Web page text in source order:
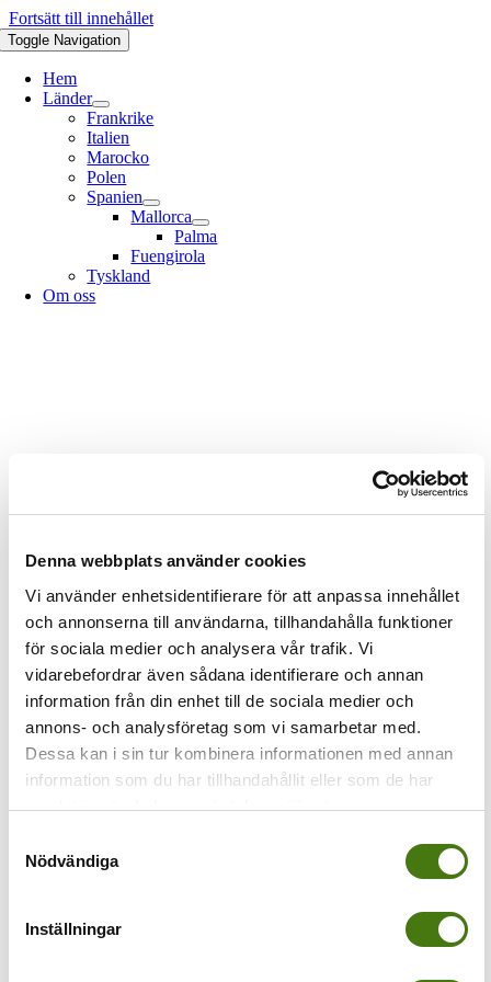
Denna webbplats använder cookies
Vi använder enhetsidentifierare för att anpassa innehållet
och annonserna till användarna, tillhandahålla funktioner
för sociala medier och analysera vår trafik. Vi
vidarebefordrar även sådana identifierare och annan
information från din enhet till de sociala medier och
annons- och analysföretag som vi samarbetar med.
Dessa kan i sin tur kombinera informationen med annan
information som du har tillhandahållit eller som de har
samlat in när du har använt deras tjänster.
Nödvändiga
Inställningar
Fortsätt till innehållet
Toggle Navigation
Hem
Länder
Frankrike
Italien
Marocko
Polen
Spanien
Mallorca
Palma
Fuengirola
Tyskland
Om oss
Neapel reseblogg